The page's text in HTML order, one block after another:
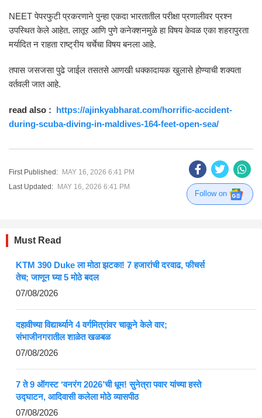
NEET पेपरफुटी प्रकरणाने पुन्हा एकदा भारतातील परीक्षा प्रणालीवर प्रश्न
उपस्थित केले आहेत. लातूर आणि पुणे कनेक्शनमुळे हा विषय केवळ एका शहरापुरता
मर्यादित न राहता राष्ट्रीय चर्चेचा विषय बनला आहे.
तपास जसजसा पुढे जाईल तसतसे आणखी धक्कादायक खुलासे होण्याची शक्यता
वर्तवली जात आहे.
read also : https://ajinkyabharat.com/horrific-accident-
during-scuba-diving-in-maldives-164-feet-open-sea/
First Published: MAY 16, 2026 6:41 PM
Last Updated: MAY 16, 2026 6:41 PM
Follow on
Must Read
KTM 390 Duke ला मोठा झटका! 7 हजारांची दरवाढ, फीचर्स
तेच; जाणून घ्या 5 मोठे बदल
07/08/2026
दहावीच्या विद्यार्थ्याने 4 वर्गमित्रांवर चाकूने केले वार;
संभाजीनगरातील शाळेत खळबळ
07/08/2026
7 ते 9 ऑगस्ट ‘वनरंग 2026’ची धूम! सुनेत्रा पवार यांच्या हस्ते
उद्घाटन, आदिवासी कलेला मोठे व्यासपीठ
07/08/2026